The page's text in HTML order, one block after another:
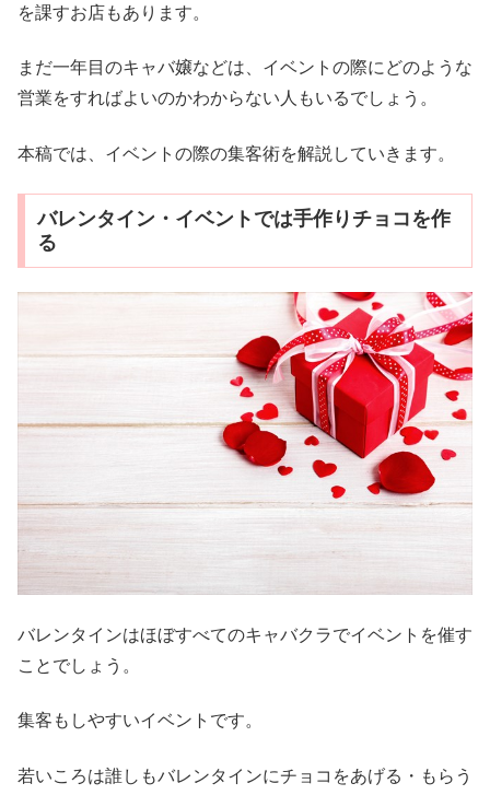
を課すお店もあります。
まだ一年目のキャバ嬢などは、イベントの際にどのような
営業をすればよいのかわからない人もいるでしょう。
本稿では、イベントの際の集客術を解説していきます。
バレンタイン・イベントでは手作りチョコを作
る
バレンタインはほぼすべてのキャバクラでイベントを催す
ことでしょう。
集客もしやすいイベントです。
若いころは誰しもバレンタインにチョコをあげる・もらう